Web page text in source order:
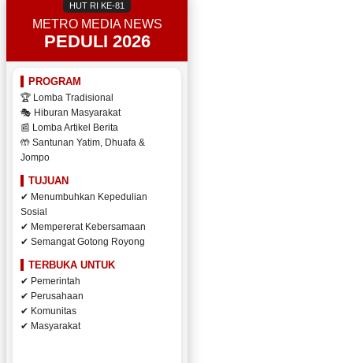
HUT RI KE-81
METRO MEDIA NEWS
PEDULI 2026
PROGRAM
🏆 Lomba Tradisional
🎭 Hiburan Masyarakat
📰 Lomba Artikel Berita
🤲 Santunan Yatim, Dhuafa &
Jompo
TUJUAN
✔ Menumbuhkan Kepedulian
Sosial
✔ Mempererat Kebersamaan
✔ Semangat Gotong Royong
TERBUKA UNTUK
✔ Pemerintah
✔ Perusahaan
✔ Komunitas
✔ Masyarakat